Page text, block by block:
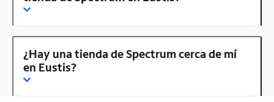
¿Hay una tienda de Spectrum cerca de mí
en Eustis?